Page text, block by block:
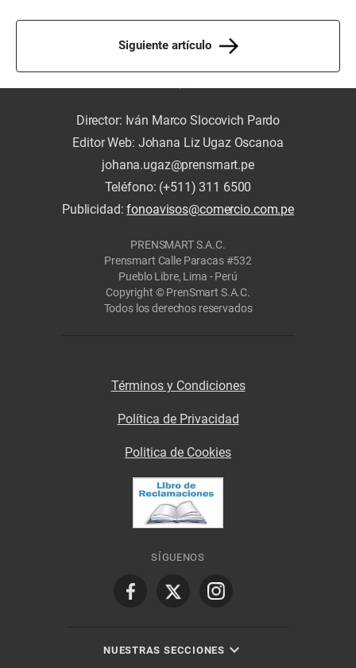
Siguiente artículo
Director: Iván Marco Slocovich Pardo
Editor Web: Johana Liz Ugaz Oscanoa
johana.ugaz@prensmart.pe
Teléfono: (+511) 311 6500
Publicidad:fonoavisos@comercio.com.pe
PRENSMART S.A.C.
Prensmart Calle Paracas #532
Pueblo Libre, Lima - Perú
Copyright © PrenSmart S.A.C.
Todos los derechos reservados
Términos y Condiciones
Política de Privacidad
Politica de Cookies
SÍGUENOS
NUESTRAS SECCIONES